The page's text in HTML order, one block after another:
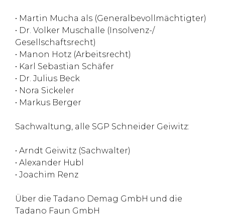
• Martin Mucha als (Generalbevollmächtigter)
• Dr. Volker Muschalle (Insolvenz-/
Gesellschaftsrecht)
• Manon Hotz (Arbeitsrecht)
• Karl Sebastian Schäfer
• Dr. Julius Beck
• Nora Sickeler
• Markus Berger
Sachwaltung, alle SGP Schneider Geiwitz:
• Arndt Geiwitz (Sachwalter)
• Alexander Hubl
• Joachim Renz
Über die Tadano Demag GmbH und die
Tadano Faun GmbH